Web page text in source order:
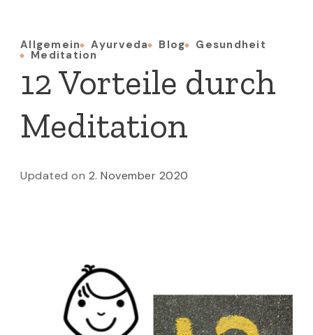
Allgemein Ayurveda Blog Gesundheit
Meditation
12 Vorteile durch
Meditation
Updated on 2. November 2020